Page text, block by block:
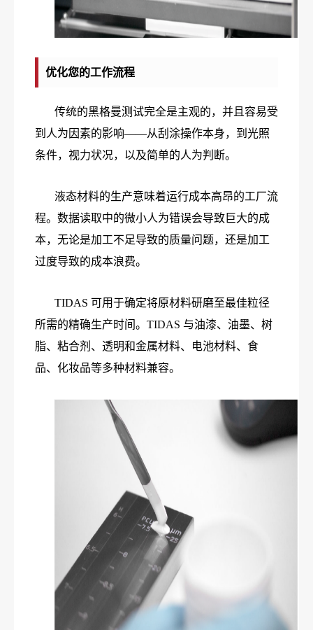
优化您的工作流程
传统的黑格曼测试完全是主观的，并且容易受
到人为因素的影响——从刮涂操作本身，到光照
条件，视力状况，以及简单的人为判断。
液态材料的生产意味着运行成本高昂的工厂流
程。数据读取中的微小人为错误会导致巨大的成
本，无论是加工不足导致的质量问题，还是加工
过度导致的成本浪费。
TIDAS 可用于确定将原材料研磨至最佳粒径
所需的精确生产时间。TIDAS 与油漆、油墨、树
脂、粘合剂、透明和金属材料、电池材料、食
品、化妆品等多种材料兼容。